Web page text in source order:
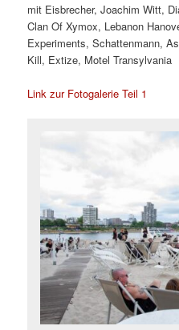
mit Eisbrecher, Joachim Witt,
Clan Of Xymox, Lebanon
Experiments, Schattenmann,
Kill, Extize, Motel Transylvania
Link zur Fotogalerie Teil 1